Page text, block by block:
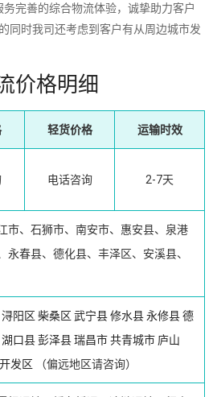
完善的综合物流体验，诚挚助力客户
同时我司还考虑到客户有从周边城市发
价格明细
轻货价格 运输时效
电话咨询 2-7天
市、石狮市、南安市、惠安县、泉港
永春县、德化县、丰泽区、安溪县、
浔阳区 柴桑区 武宁县修水县永修县德
湖口县彭泽县瑞昌市共青城市 庐山
发区 （偏远地区请咨询）